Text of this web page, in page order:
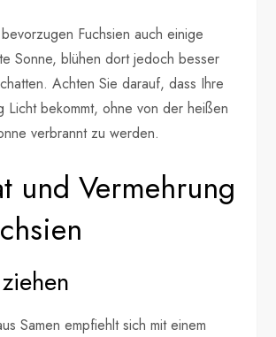
Fuchsien auch einige
Sonne, blühen dort jedoch besser
Achten Sie darauf, dass Ihre
Licht bekommt, ohne von der heißen
verbrannt zu werden.
und Vermehrung
Samen empfiehlt sich mit einem